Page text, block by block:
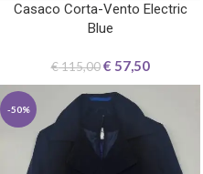
Casaco Corta-Vento Electric
Blue
€115,00 € 57,50
-50%